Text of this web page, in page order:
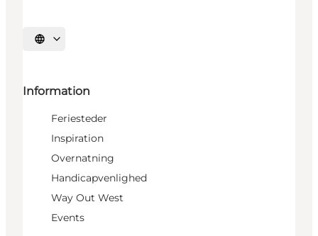
Vælg sprog
Information
Feriesteder
Inspiration
Overnatning
Handicapvenlighed
Way Out West
Events